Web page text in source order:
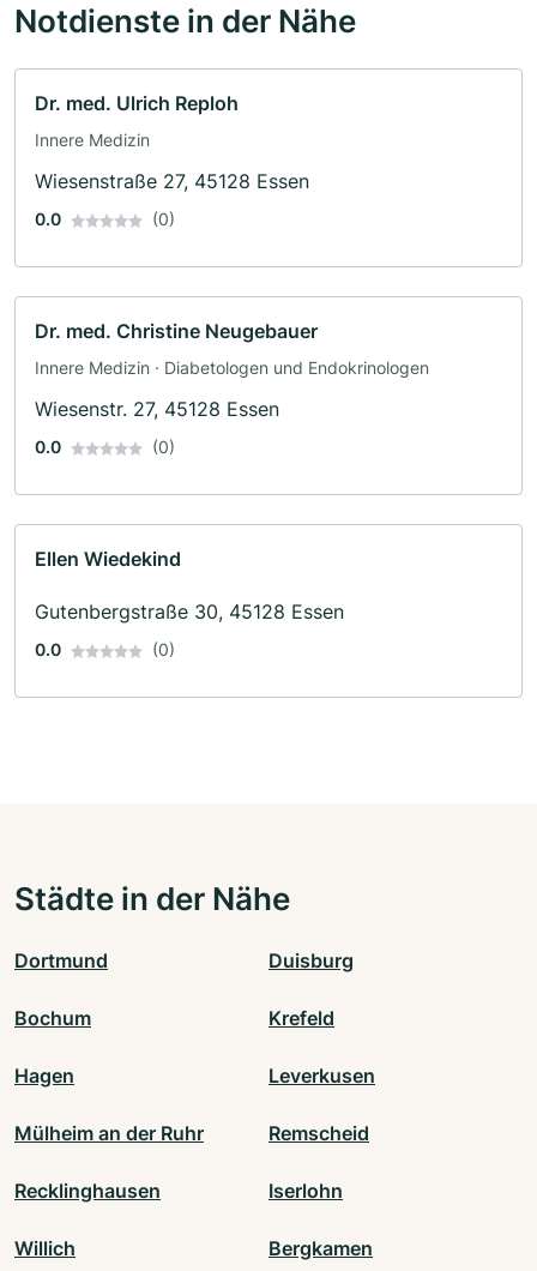
Notdienste in der Nähe
Dr. med. Ulrich Reploh
Innere Medizin
Wiesenstraße 27, 45128 Essen
0.0 (0)
Dr. med. Christine Neugebauer
Innere Medizin · Diabetologen und Endokrinologen
Wiesenstr. 27, 45128 Essen
0.0 (0)
Ellen Wiedekind
Gutenbergstraße 30, 45128 Essen
0.0 (0)
Städte in der Nähe
Dortmund Duisburg
Bochum Krefeld
Hagen Leverkusen
Mülheim an der Ruhr Remscheid
Recklinghausen Iserlohn
Willich Bergkamen